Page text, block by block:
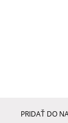
PRIDAŤ DO